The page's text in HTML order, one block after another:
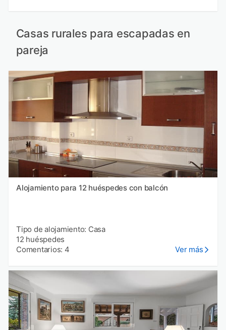
Casas rurales para escapadas en
pareja
Alojamiento para 12 huéspedes con balcón
Tipo de alojamiento: Casa
12 huéspedes
Comentarios: 4
Ver más